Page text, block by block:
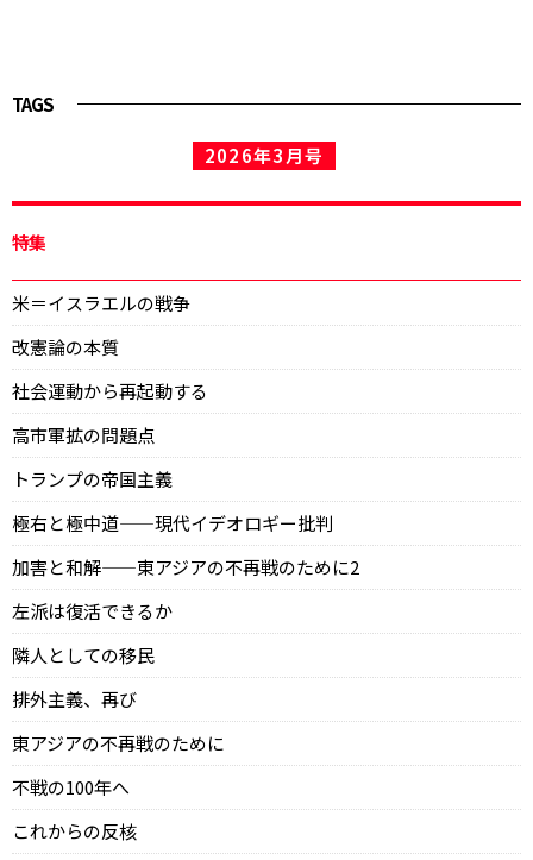
TAGS
2026年3月号
特集
米＝イスラエルの戦争
改憲論の本質
社会運動から再起動する
高市軍拡の問題点
トランプの帝国主義
極右と極中道——現代イデオロギー批判
加害と和解——東アジアの不再戦のために2
左派は復活できるか
隣人としての移民
排外主義、再び
東アジアの不再戦のために
不戦の100年へ
これからの反核